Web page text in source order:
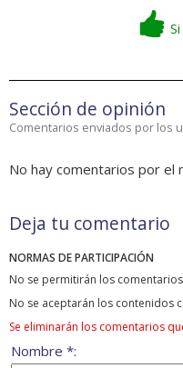
Si
Sección de opinión
Comentarios enviados por los
No hay comentarios por el
Deja tu comentario
NORMAS DE PARTICIPACIÓN
No se permitirán los
No se aceptarán los contenidos
Se eliminarán los comentarios
Nombre *: